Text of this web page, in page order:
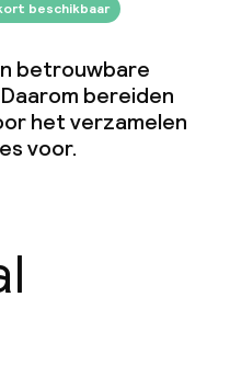
beschikbaar
betrouwbare
bereiden
het verzamelen
voor.